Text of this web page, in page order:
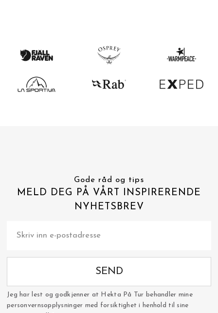
Gode råd og tips
MELD DEG PÅ VÅRT INSPIRERENDE
NYHETSBREV
SEND
Jeg har lest og godkjenner at Hekta På Tur behandler mine
personvernsopplysninger med forsiktighet i henhold til sine